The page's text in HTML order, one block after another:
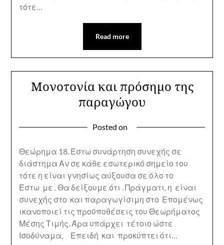
τότε…
Read more
Μονοτονία και πρόσημο της
παραγώγου
Posted on
Θεώρημα 18. Έστω συνάρτηση συνεχής σε
διάστημα Αν σε κάθε εσωτερικό σημείο του
τότε η είναι γνησίως αύξουσα σε όλο το
Έστω με . Θα δείξουμε ότι . Πράγματι, η είναι
συνεχής στο και παραγωγίσιμη στο Επομένως
ικανοποιεί τις προϋποθέσεις του Θεωρήματος
Μέσης Τιμής. Άρα υπάρχει τέτοιο ώστε
Ισοδύναμα, Επειδή και προκύπτει ότι…